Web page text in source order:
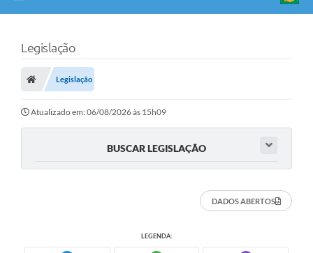
Legislação
Legislação
Atualizado em: 06/08/2026 às 15h09
BUSCAR LEGISLAÇÃO
DADOS ABERTOS
LEGENDA: